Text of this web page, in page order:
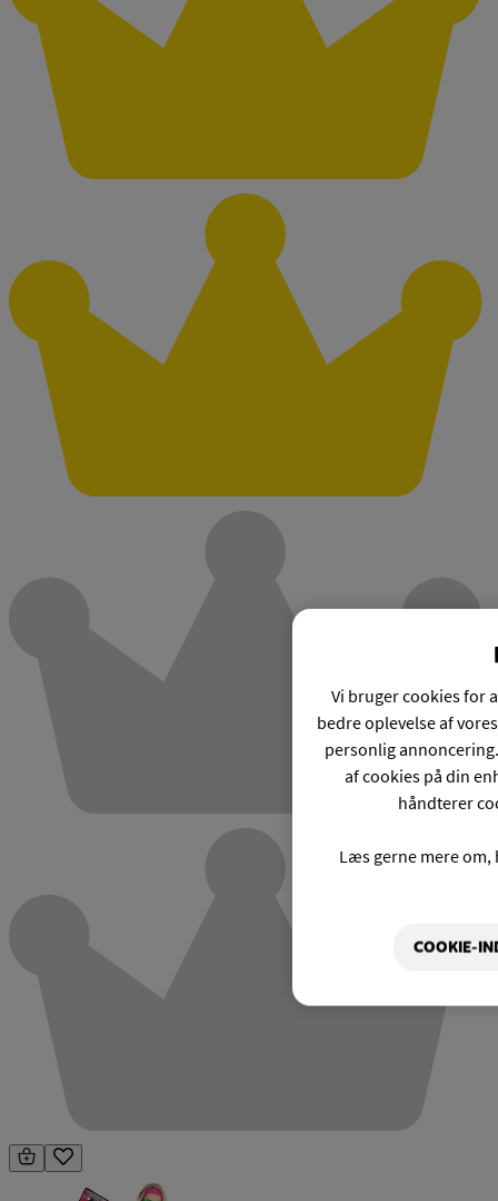
Vi bruger cookies for
bedre oplevelse af
personlig
af cookies på din
håndterer
Læs gerne mere
COOKIE-